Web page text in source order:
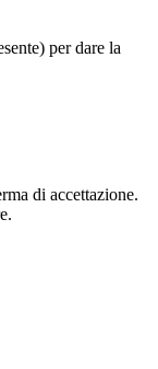
per dare la
di accettazione.